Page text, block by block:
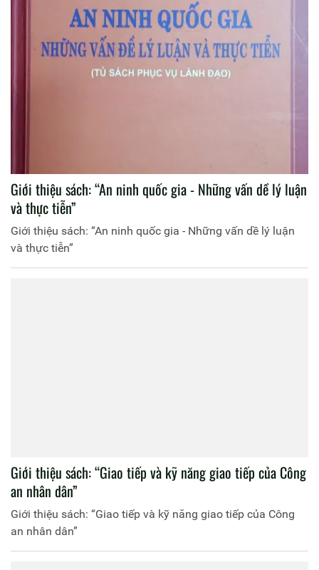
Giới thiệu sách: “An ninh quốc gia - Những vấn dề lý luận
và thực tiễn”
Giới thiệu sách: “An ninh quốc gia - Những vấn dề lý luận
và thực tiễn”
Giới thiệu sách: “Giao tiếp và kỹ năng giao tiếp của Công
an nhân dân”
Giới thiệu sách: “Giao tiếp và kỹ năng giao tiếp của Công
an nhân dân”